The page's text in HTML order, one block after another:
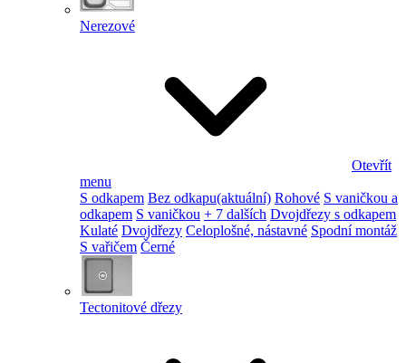
Nerezové
Otevřít
menu
S odkapem Bez odkapu(aktuální) Rohové S vaničkou a
odkapem S vaničkou + 7 dalších Dvojdřezy s odkapem
Kulaté Dvojdřezy Celoplošné, nástavné Spodní montáž
S vařičem Černé
Tectonitové dřezy